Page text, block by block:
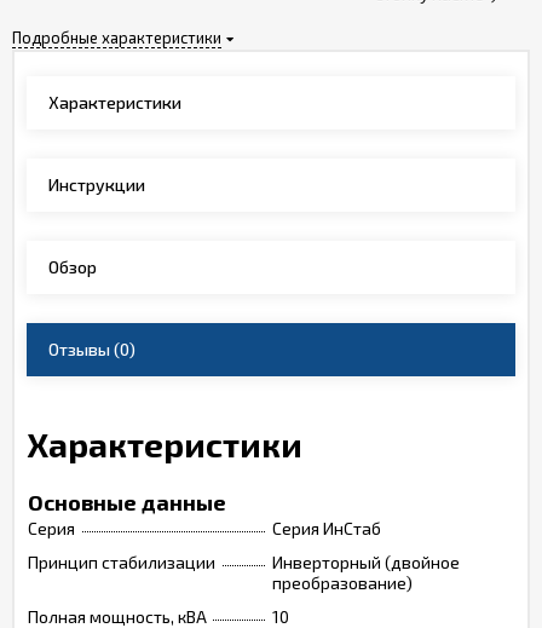
Подробные характеристики
Характеристики
Инструкции
Обзор
Отзывы(0)
Характеристики
Основные данные
Серия
Серия ИнСтаб
Принцип стабилизации
Инверторный (двойное
преобразование)
Полная мощность, кВА
10